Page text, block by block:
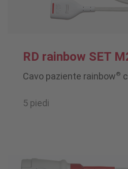
RD rainbow SET
Cavo paziente rainbow®
5 piedi